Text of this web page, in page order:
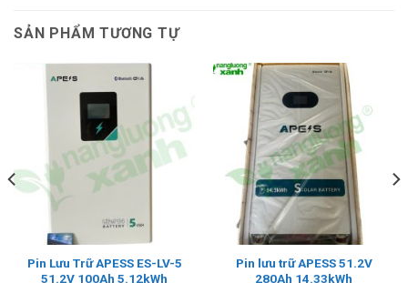
SẢN PHẨM TƯƠNG TỰ
Pin Lưu Trữ APESS ES-LV-5
51.2V 100Ah 5.12kWh
Pin lưu trữ APESS 51.2V
280Ah 14.33kWh